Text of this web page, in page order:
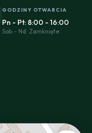
GODZINY OTWARCIA
Pn - Pt: 8:00 - 16:00
Sob - Nd: Zamknięte